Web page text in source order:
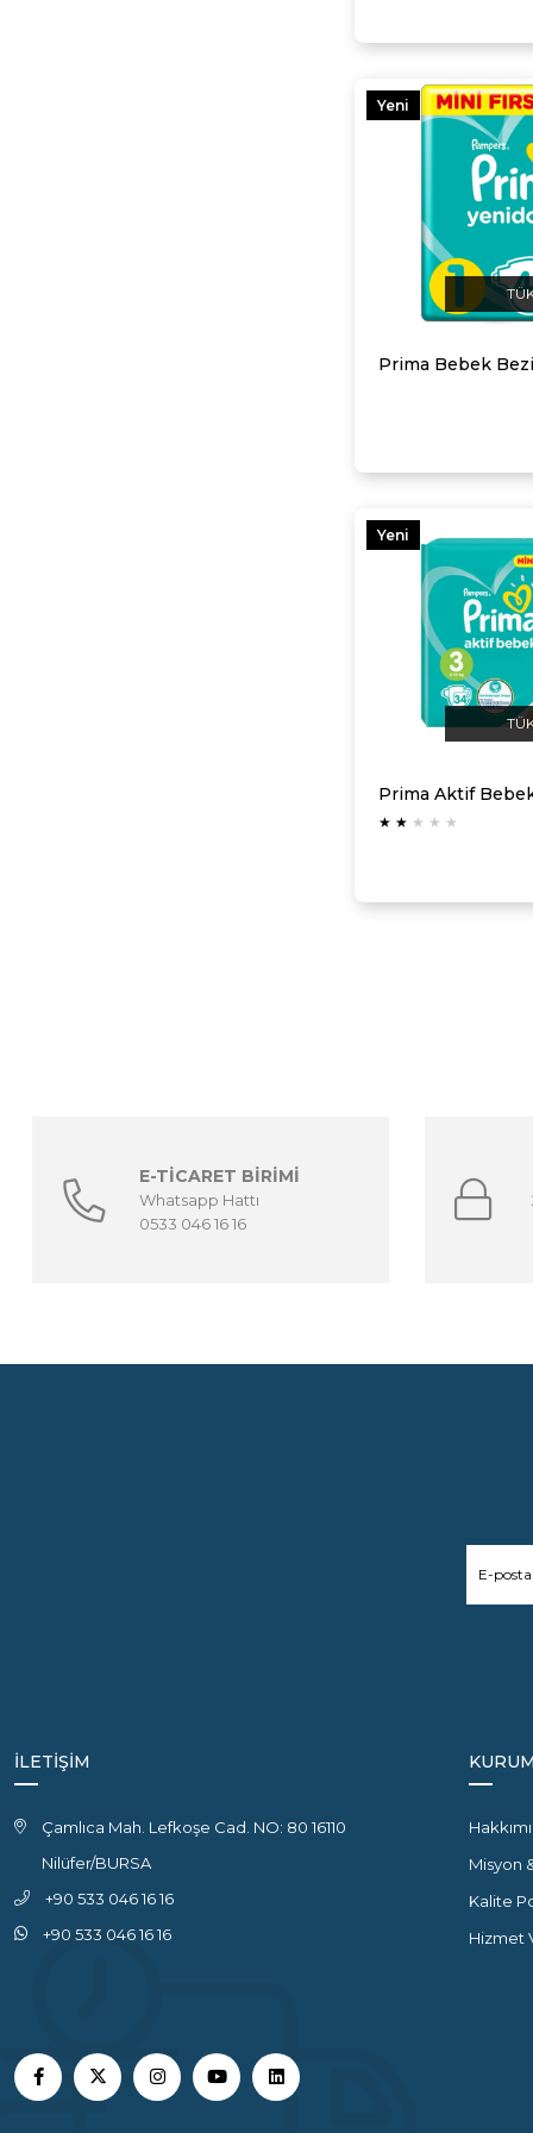
Yeni
★ ★ ★ ★ ★
Yeni
E-TİCARET BİRİMİ
Whatsapp Hattı
0533 046 16 16
İLETİŞİM
Çamlıca Mah. Lefkoşe Cad. NO: 80 16110
Nilüfer/BURSA
+90 533 046 16 16
+90 533 046 16 16
Misyon
Kalite
Hizmet